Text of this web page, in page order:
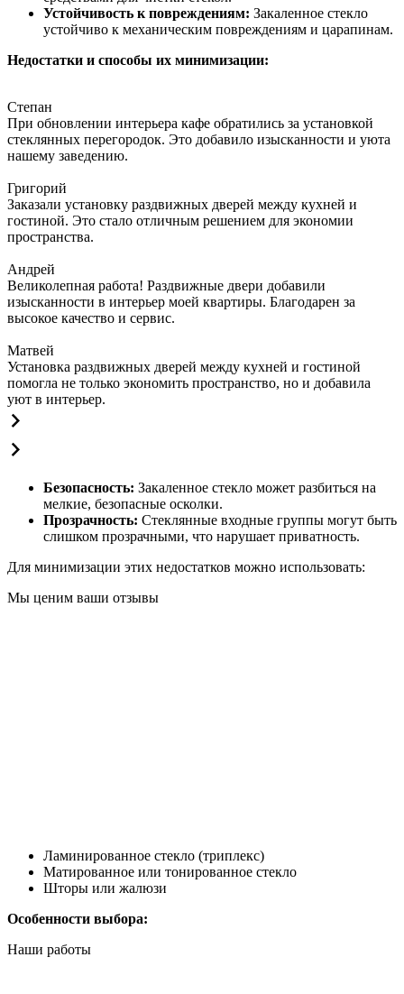
Устойчивость к повреждениям: Закаленное стекло
устойчиво к механическим повреждениям и царапинам.
Недостатки и способы их минимизации:
Степан
При обновлении интерьера кафе обратились за установкой
стеклянных перегородок. Это добавило изысканности и уюта
нашему заведению.
Григорий
Заказали установку раздвижных дверей между кухней и
гостиной. Это стало отличным решением для экономии
пространства.
Андрей
Великолепная работа! Раздвижные двери добавили
изысканности в интерьер моей квартиры. Благодарен за
высокое качество и сервис.
Матвей
Установка раздвижных дверей между кухней и гостиной
помогла не только экономить пространство, но и добавила
уют в интерьер.
Безопасность: Закаленное стекло может разбиться на
мелкие, безопасные осколки.
Прозрачность: Стеклянные входные группы могут быть
слишком прозрачными, что нарушает приватность.
Для минимизации этих недостатков можно использовать:
Мы ценим ваши отзывы
Ламинированное стекло (триплекс)
Матированное или тонированное стекло
Шторы или жалюзи
Особенности выбора:
Наши работы